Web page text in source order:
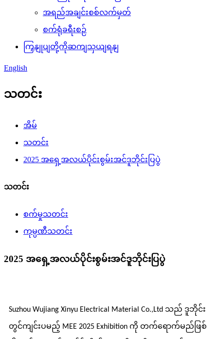
အရည်အချင်းစစ်လက်မှတ်
စက်ရုံခရီးစဉ်
ကြှနျုပျတို့ကိုဆကျသှယျရနျ
English
သတင်း
အိမ်
သတင်း
2025 အရှေ့အလယ်ပိုင်းစွမ်းအင်ဒူဘိုင်းပြပွဲ
သတင်း
စက်မှုသတင်း
ကုမ္ပဏီသတင်း
2025 အရှေ့အလယ်ပိုင်းစွမ်းအင်ဒူဘိုင်းပြပွဲ
Suzhou Wujiang Xinyu Electrical Material Co.,Ltd သည် ဒူဘိုင်း
တွင်ကျင်းပမည့် MEE 2025 Exhibition ကို တက်ရောက်မည်ဖြစ်